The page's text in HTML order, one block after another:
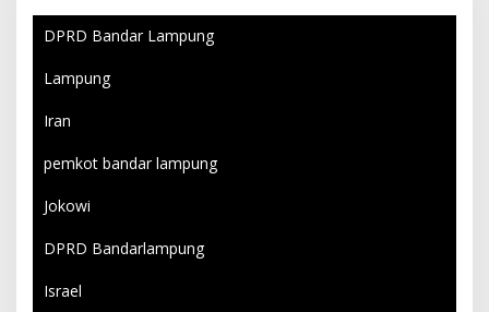
DPRD Bandar Lampung
Lampung
Iran
pemkot bandar lampung
Jokowi
DPRD Bandarlampung
Israel